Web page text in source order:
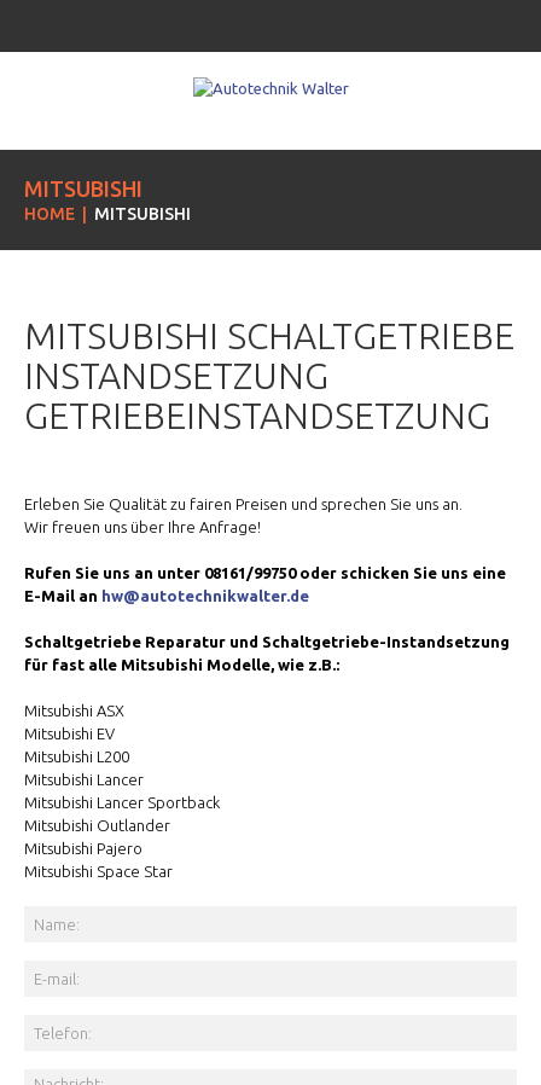
MITSUBISHI
HOME MITSUBISHI
MITSUBISHI SCHALTGETRIEBE
INSTANDSETZUNG
GETRIEBEINSTANDSETZUNG
Erleben Sie Qualität zu fairen Preisen und sprechen Sie uns an.
Wir freuen uns über Ihre Anfrage!
Rufen Sie uns an unter 08161/99750 oder schicken Sie uns eine
E-Mail an hw@autotechnikwalter.de
Schaltgetriebe Reparatur und Schaltgetriebe-Instandsetzung
für fast alle Mitsubishi Modelle, wie z.B.:
Mitsubishi ASX
Mitsubishi EV
Mitsubishi L200
Mitsubishi Lancer
Mitsubishi Lancer Sportback
Mitsubishi Outlander
Mitsubishi Pajero
Mitsubishi Space Star